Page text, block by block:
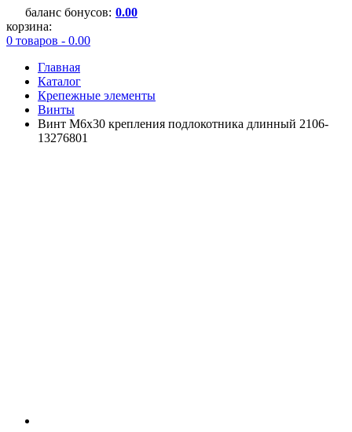
баланс бонусов: 0.00
корзина:
0 товаров - 0.00
Главная
Каталог
Крепежные элементы
Винты
Винт М6х30 крепления подлокотника длинный 2106-
13276801